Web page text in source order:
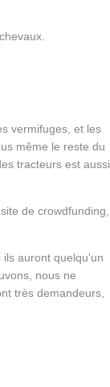
vermifuges, et les
même le reste du
tracteurs est aussi
de crowdfunding,
auront quelqu'un
nous ne
très demandeurs,